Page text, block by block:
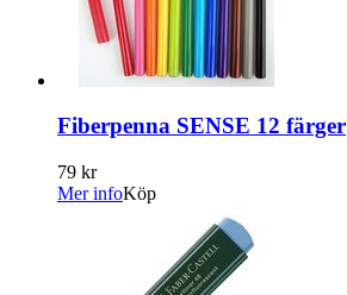
Fiberpenna SENSE 12 färger
79 kr
Mer infoKöp